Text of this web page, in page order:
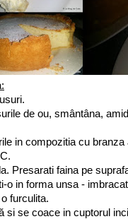
de ou, smântâna,
in compozitia cu
Presarati faina pe
o in forma unsa -
furculita.
si se coace in cuptorul